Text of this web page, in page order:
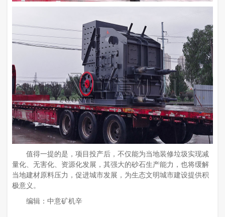
值得一提的是，项目投产后，不仅能为当地装修垃圾实现减
量化、无害化、资源化发展，其强大的砂石生产能力，也将缓解
当地建材原料压力，促进城市发展，为生态文明城市建设提供积
极意义。
编辑：中意矿机辛